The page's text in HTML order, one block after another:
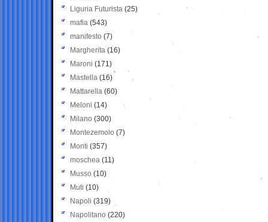
Liguria Futurista (25)
mafia (543)
manifesto (7)
Margherita (16)
Maroni (171)
Mastella (16)
Mattarella (60)
Meloni (14)
Milano (300)
Montezemolo (7)
Monti (357)
moschea (11)
Musso (10)
Muti (10)
Napoli (319)
Napolitano (220)